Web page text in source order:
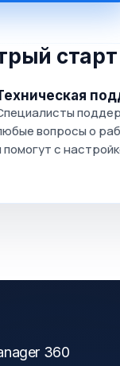
старт
вопросы о
помогут с
360